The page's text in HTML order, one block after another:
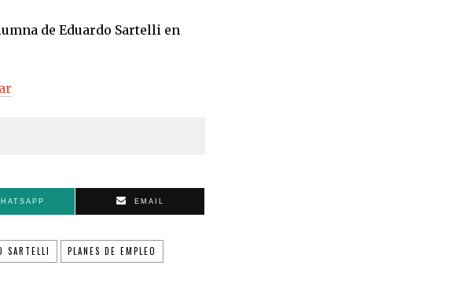
de Eduardo Sartelli en
EMAIL
SARTELLI PLANES DE EMPLEO